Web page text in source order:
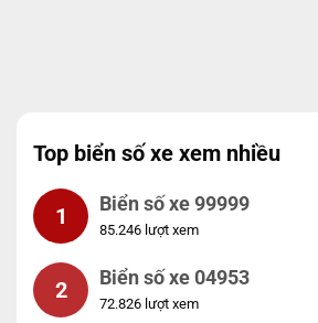
Top biển số xe xem nhiều
1 Biển số xe 99999
85.246 lượt xem
2 Biển số xe 04953
72.826 lượt xem